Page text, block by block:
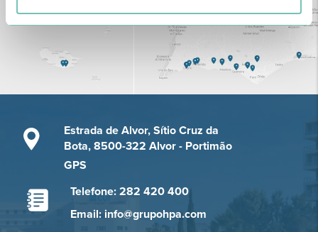
Estrada de Alvor, Sítio Cruz da
Bota, 8500-322 Alvor - Portimão
GPS
Telefone: 282 420 400
Email: info@grupohpa.com